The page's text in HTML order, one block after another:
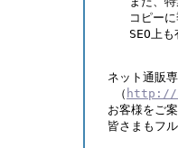
コピーに季
SEO上も有
ネット通販専
（ http://
お客様をご案
皆さまもフ